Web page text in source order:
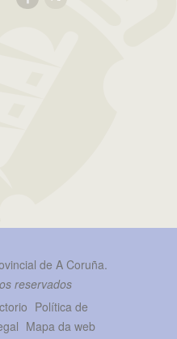
de A Coruña.
reservados
Política de
Mapa da web